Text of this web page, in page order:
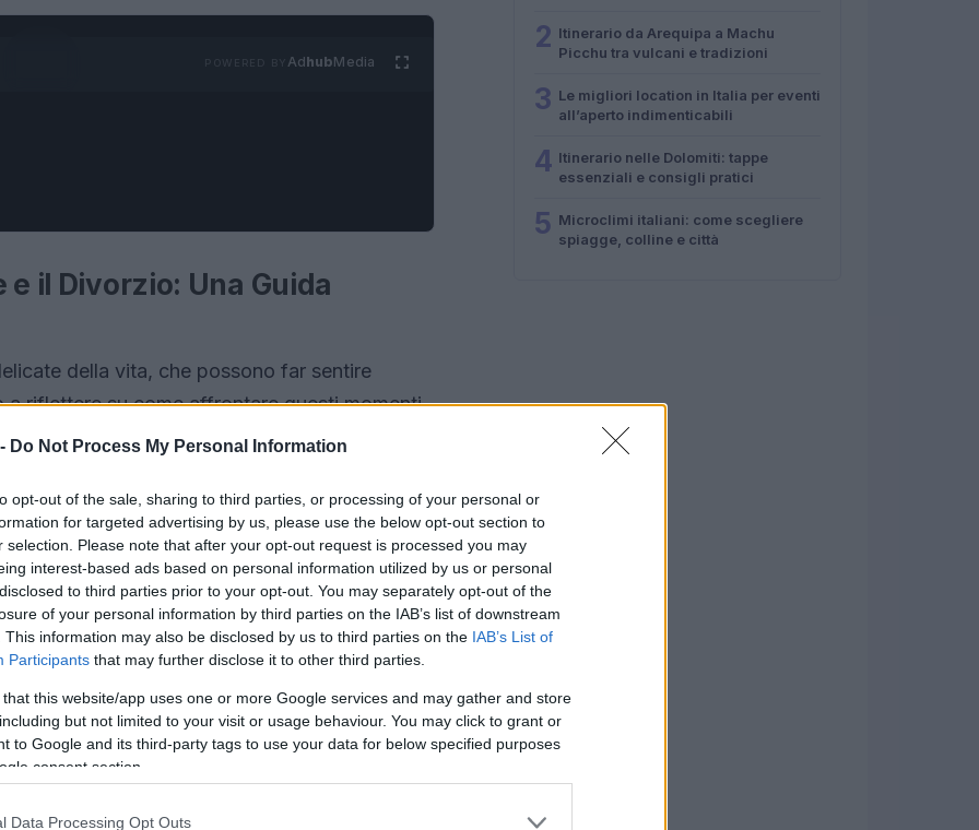
Do Not Process My Personal Information
opt-out of the sale, sharing to third parties, or processing of your personal or
for targeted advertising by us, please use the below opt-out section to
selection. Please note that after your opt-out request is processed you may
interest-based ads based on personal information utilized by us or personal
to third parties prior to your opt-out. You may separately opt-out of the
of your personal information by third parties on the IAB’s list of downstream
This information may also be disclosed by us to third parties on the IAB’s List of
Participants that may further disclose it to other third parties.
that this website/app uses one or more Google services and may gather and store
but not limited to your visit or usage behaviour. You may click to grant or
to Google and its third-party tags to use your data for below specified purposes
consent section.
Data Processing Opt Outs
AdhubMedia
il Divorzio: Una Guida
della vita, che possono far sentire
riflettere su come affrontare questi momenti
le procedure di separazione
l’assistenza di un avvocato, offrendoti
situazioni.
2 Itinerario da Arequipa a Machu
Picchu tra vulcani e tradizioni
3 Le migliori location in Italia per eventi
all’aperto indimenticabili
4 Itinerario nelle Dolomiti: tappe
essenziali e consigli pratici
5 Microclimi italiani: come scegliere
spiagge, colline e città